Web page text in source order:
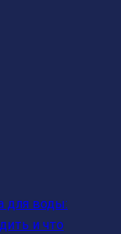
для воды:
и что